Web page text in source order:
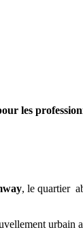
les
, le quartier
urbain